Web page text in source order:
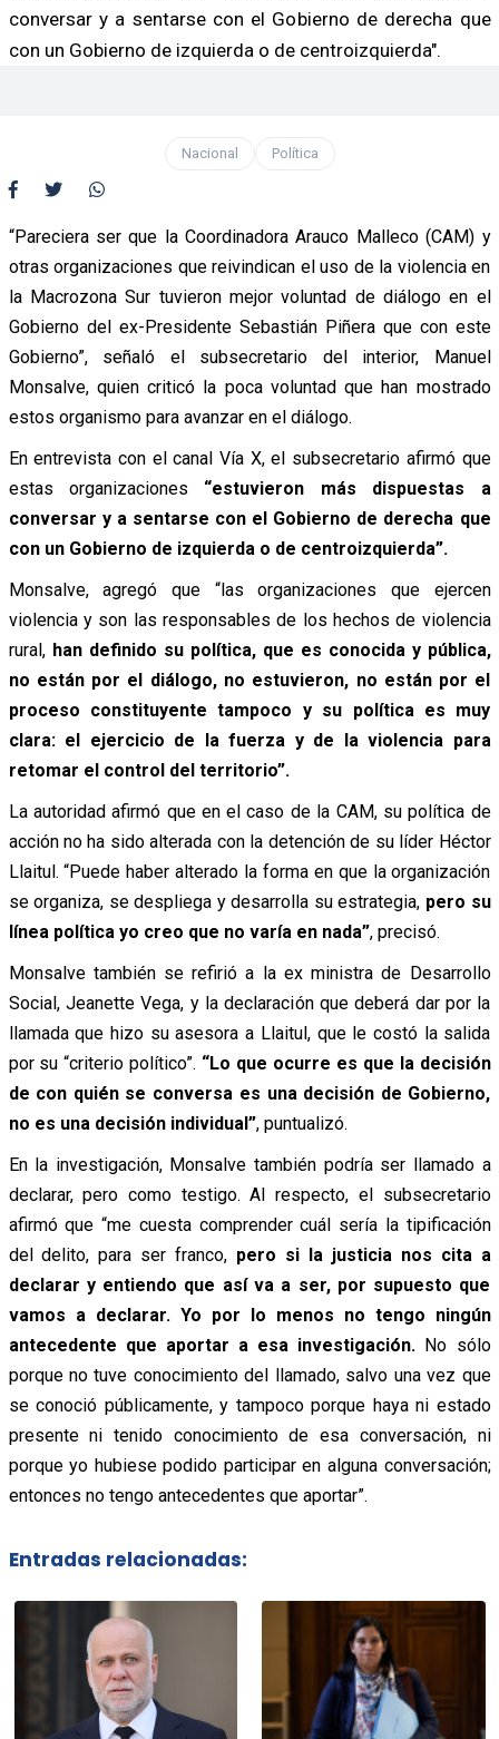
conversar y a sentarse con el Gobierno de derecha que
con un Gobierno de izquierda o de centroizquierda".
Nacional Política
“Pareciera ser que la Coordinadora Arauco Malleco (CAM) y
otras organizaciones que reivindican el uso de la violencia en
la Macrozona Sur tuvieron mejor voluntad de diálogo en el
Gobierno del ex-Presidente Sebastián Piñera que con este
Gobierno”, señaló el subsecretario del interior, Manuel
Monsalve, quien criticó la poca voluntad que han mostrado
estos organismo para avanzar en el diálogo.
En entrevista con el canal Vía X, el subsecretario afirmó que
estas organizaciones “estuvieron más dispuestas a
conversar y a sentarse con el Gobierno de derecha que
con un Gobierno de izquierda o de centroizquierda”.
Monsalve, agregó que “las organizaciones que ejercen
violencia y son las responsables de los hechos de violencia
rural, han definido su política, que es conocida y pública,
no están por el diálogo, no estuvieron, no están por el
proceso constituyente tampoco y su política es muy
clara: el ejercicio de la fuerza y de la violencia para
retomar el control del territorio”.
La autoridad afirmó que en el caso de la CAM, su política de
acción no ha sido alterada con la detención de su líder Héctor
Llaitul. “Puede haber alterado la forma en que la organización
se organiza, se despliega y desarrolla su estrategia, pero su
línea política yo creo que no varía en nada”, precisó.
Monsalve también se refirió a la ex ministra de Desarrollo
Social, Jeanette Vega, y la declaración que deberá dar por la
llamada que hizo su asesora a Llaitul, que le costó la salida
por su “criterio político”. “Lo que ocurre es que la decisión
de con quién se conversa es una decisión de Gobierno,
no es una decisión individual”, puntualizó.
En la investigación, Monsalve también podría ser llamado a
declarar, pero como testigo. Al respecto, el subsecretario
afirmó que “me cuesta comprender cuál sería la tipificación
del delito, para ser franco, pero si la justicia nos cita a
declarar y entiendo que así va a ser, por supuesto que
vamos a declarar. Yo por lo menos no tengo ningún
antecedente que aportar a esa investigación. No sólo
porque no tuve conocimiento del llamado, salvo una vez que
se conoció públicamente, y tampoco porque haya ni estado
presente ni tenido conocimiento de esa conversación, ni
porque yo hubiese podido participar en alguna conversación;
entonces no tengo antecedentes que aportar”.
Entradas relacionadas: